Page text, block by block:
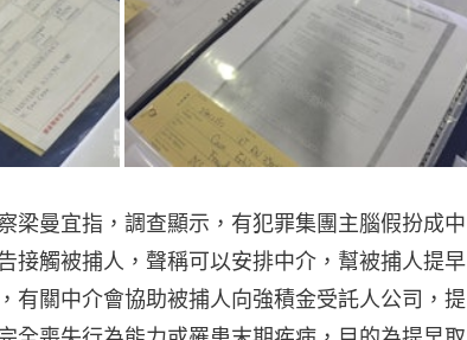
梁曼宜指，調查顯示，有犯罪集團主腦假扮成中
接觸被捕人，聲稱可以安排中介，幫被捕人提早
有關中介會協助被捕人向強積金受託人公司，提